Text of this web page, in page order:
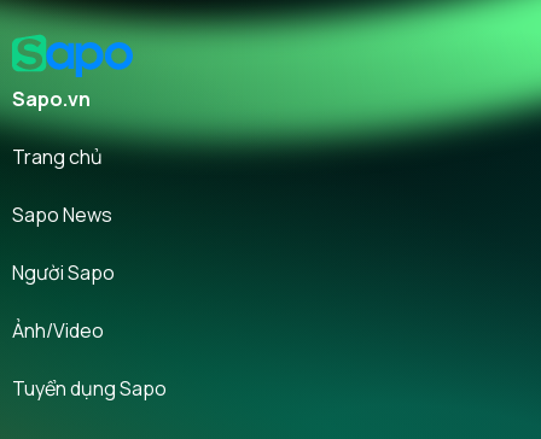
Sapo.vn
Trang chủ
Sapo News
Người Sapo
Ảnh/Video
Tuyển dụng Sapo